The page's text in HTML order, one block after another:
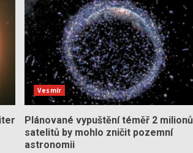
Vesmír
Plánované vypuštění téměř 2 milionů
satelitů by mohlo zničit pozemní
astronomii